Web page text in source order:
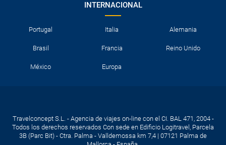
INTERNACIONAL
Portugal Italia Alemania
Brasil Francia Reino Unido
México Europa
Travelconcept S.L. - Agencia de viajes on-line con el CI. BAL 471, 2004 -
Todos los derechos reservados Con sede en Edificio Logitravel, Parcela
3B (Parc Bit) - Ctra. Palma - Valldemossa km 7,4 | 07121 Palma de